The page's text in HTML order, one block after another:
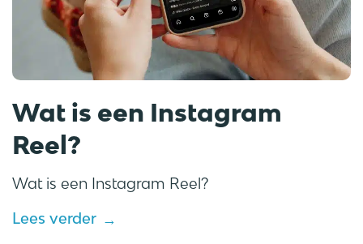
Wat is een Instagram
Reel?
Wat is een Instagram Reel?
Lees verder